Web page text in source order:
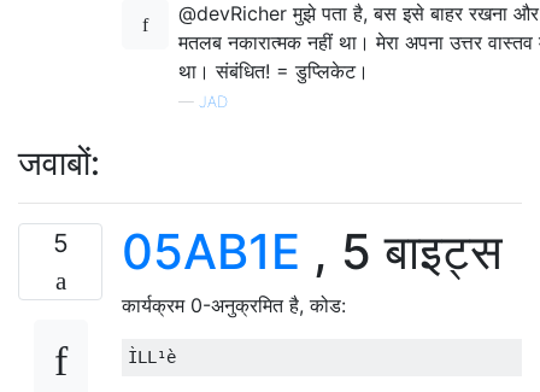
@devRicher मुझे पता है, बस इसे बाहर रखना
मतलब नकारात्मक नहीं था। मेरा अपना उत्तर वास्तव
था। संबंधित! = डुप्लिकेट।
— JAD
जवाबों:
5 05AB1E , 5 बाइट्स
कार्यक्रम 0-अनुक्रमित है, कोड: